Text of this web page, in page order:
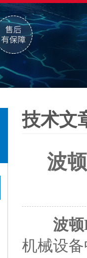
技术文
波
波
机械设